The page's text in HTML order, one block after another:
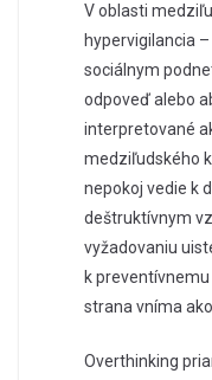
V oblasti
hypervigilancia
sociálnym
odpoveď alebo
interpretované
medziľudského
nepokoj vedie k
deštruktívnym
vyžadovaniu
k
strana vníma
Overthinking